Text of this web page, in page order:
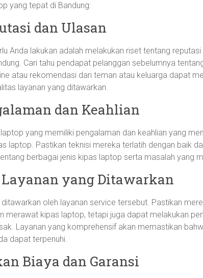
yang tepat di Bandung:
dan Ulasan
Anda lakukan adalah melakukan riset tentang reputasi
Cari tahu pendapat pelanggan sebelumnya
atau rekomendasi dari teman atau keluarga dapat
layanan yang ditawarkan.
dan Keahlian
yang memiliki pengalaman dan keahlian yang
laptop. Pastikan teknisi mereka terlatih dengan baik
berbagai jenis kipas laptop serta masalah yang
yang Ditawarkan
oleh layanan service tersebut. Pastikan
merawat kipas laptop, tetapi juga dapat melakukan
Layanan yang komprehensif akan memastikan
dapat terpenuhi.
Biaya dan Garansi